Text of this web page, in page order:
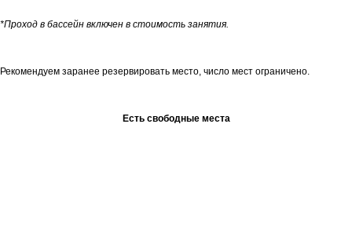
*Проход в бассейн включен в стоимость занятия.
Рекомендуем заранее резервировать место, число мест ограничено.
Есть свободные места